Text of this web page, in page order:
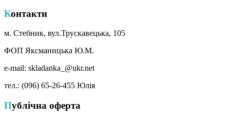
Контакти
м. Стебник, вул.Трускавецька, 105
ФОП Яксманицька Ю.М.
e-mail: skladanka_@ukr.net
тел.: (096) 65-26-455 Юлія
Публічна оферта